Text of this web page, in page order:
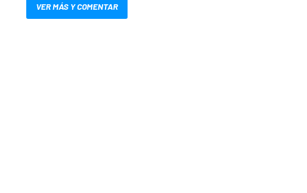
VER MÁS Y COMENTAR